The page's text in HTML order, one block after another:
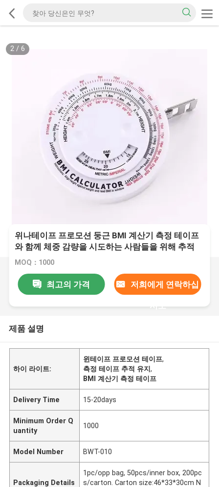
2/ 6
위나테이프 프로모션 둥근 BMI 계산기 측정 테이프
와 함께 체중 감량을 시도하는 사람들을 위해 추적
MOQ：1000
최고의 가격 저희에게 연락하십
시오
제품 설명
하이 라이트:
윈테이프 프로모션 테이프,
측정 테이프 추적 유지,
BMI 계산기 측정 테이프
Delivery Time 15-20days
Minimum Order Q
uantity
1000
Model Number BWT-010
Packaging Details
1pc/opp bag, 50pcs/inner box, 200pc
s/carton. Carton size:46*33*30cm N